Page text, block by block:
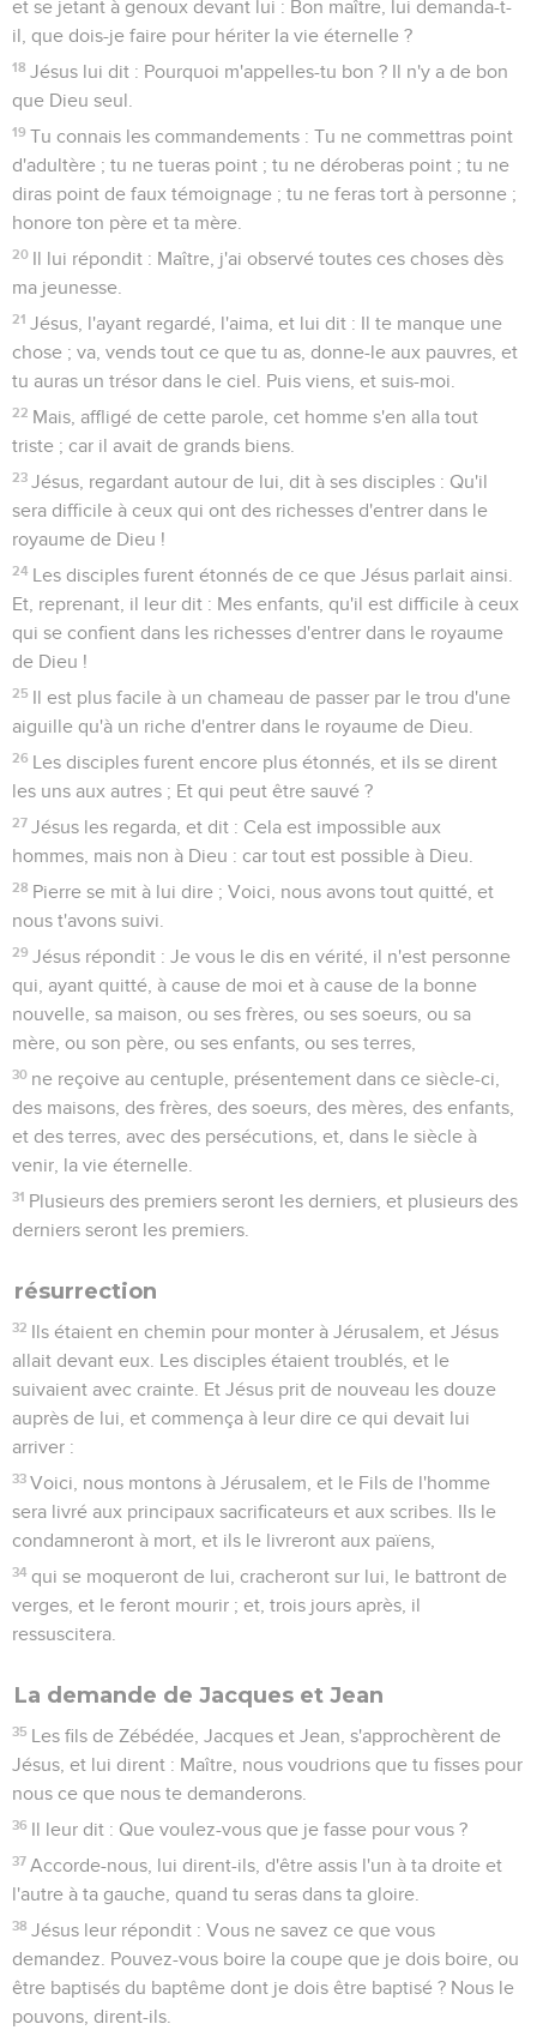
et se jetant à genoux devant lui : Bon maître, lui demanda-t-
il, que dois-je faire pour hériter la vie éternelle ?
18 Jésus lui dit : Pourquoi m'appelles-tu bon ? Il n'y a de bon
que Dieu seul.
19 Tu connais les commandements : Tu ne commettras point
d'adultère ; tu ne tueras point ; tu ne déroberas point ; tu ne
diras point de faux témoignage ; tu ne feras tort à personne ;
honore ton père et ta mère.
20 Il lui répondit : Maître, j'ai observé toutes ces choses dès
ma jeunesse.
21 Jésus, l'ayant regardé, l'aima, et lui dit : Il te manque une
chose ; va, vends tout ce que tu as, donne-le aux pauvres, et
tu auras un trésor dans le ciel. Puis viens, et suis-moi.
22 Mais, affligé de cette parole, cet homme s'en alla tout
triste ; car il avait de grands biens.
23 Jésus, regardant autour de lui, dit à ses disciples : Qu'il
sera difficile à ceux qui ont des richesses d'entrer dans le
royaume de Dieu !
24 Les disciples furent étonnés de ce que Jésus parlait ainsi.
Et, reprenant, il leur dit : Mes enfants, qu'il est difficile à ceux
qui se confient dans les richesses d'entrer dans le royaume
de Dieu !
25 Il est plus facile à un chameau de passer par le trou d'une
aiguille qu'à un riche d'entrer dans le royaume de Dieu.
26 Les disciples furent encore plus étonnés, et ils se dirent
les uns aux autres ; Et qui peut être sauvé ?
27 Jésus les regarda, et dit : Cela est impossible aux
hommes, mais non à Dieu : car tout est possible à Dieu.
28 Pierre se mit à lui dire ; Voici, nous avons tout quitté, et
nous t'avons suivi.
29 Jésus répondit : Je vous le dis en vérité, il n'est personne
qui, ayant quitté, à cause de moi et à cause de la bonne
nouvelle, sa maison, ou ses frères, ou ses soeurs, ou sa
mère, ou son père, ou ses enfants, ou ses terres,
30 ne reçoive au centuple, présentement dans ce siècle-ci,
des maisons, des frères, des soeurs, des mères, des enfants,
et des terres, avec des persécutions, et, dans le siècle à
venir, la vie éternelle.
31 Plusieurs des premiers seront les derniers, et plusieurs des
derniers seront les premiers.
résurrection
32 Ils étaient en chemin pour monter à Jérusalem, et Jésus
allait devant eux. Les disciples étaient troublés, et le
suivaient avec crainte. Et Jésus prit de nouveau les douze
auprès de lui, et commença à leur dire ce qui devait lui
arriver :
33 Voici, nous montons à Jérusalem, et le Fils de l'homme
sera livré aux principaux sacrificateurs et aux scribes. Ils le
condamneront à mort, et ils le livreront aux païens,
34 qui se moqueront de lui, cracheront sur lui, le battront de
verges, et le feront mourir ; et, trois jours après, il
ressuscitera.
La demande de Jacques et Jean
35 Les fils de Zébédée, Jacques et Jean, s'approchèrent de
Jésus, et lui dirent : Maître, nous voudrions que tu fisses pour
nous ce que nous te demanderons.
36 Il leur dit : Que voulez-vous que je fasse pour vous ?
37 Accorde-nous, lui dirent-ils, d'être assis l'un à ta droite et
l'autre à ta gauche, quand tu seras dans ta gloire.
38 Jésus leur répondit : Vous ne savez ce que vous
demandez. Pouvez-vous boire la coupe que je dois boire, ou
être baptisés du baptême dont je dois être baptisé ? Nous le
pouvons, dirent-ils.